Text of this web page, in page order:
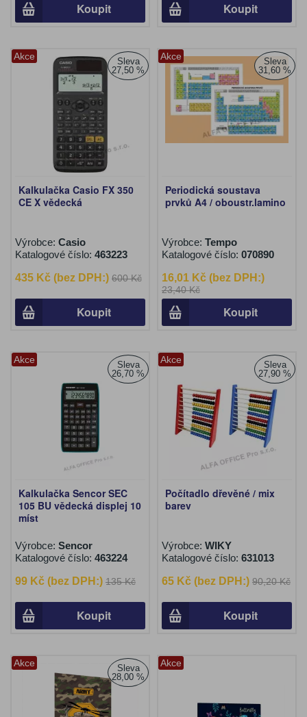
Koupit Koupit
Akce
Sleva
27,50 %
Kalkulačka Casio FX 350
CE X vědecká
Výrobce: Casio
Katalogové číslo: 463223
435 Kč (bez DPH:) 600 Kč
Koupit
Akce
Sleva
31,60 %
Periodická soustava
prvků A4 / oboustr.lamino
Výrobce: Tempo
Katalogové číslo: 070890
16,01 Kč (bez DPH:)
23,40 Kč
Koupit
Akce
Sleva
26,70 %
Kalkulačka Sencor SEC
105 BU vědecká displej 10
míst
Výrobce: Sencor
Katalogové číslo: 463224
99 Kč (bez DPH:) 135 Kč
Koupit
Akce
Sleva
27,90 %
Počítadlo dřevěné / mix
barev
Výrobce: WIKY
Katalogové číslo: 631013
65 Kč (bez DPH:) 90,20 Kč
Koupit
Akce
Sleva
28,00 %
Akce